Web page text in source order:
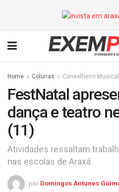
Home Colunas Conselheiro Musical
FestNatal
dança e teatro
(11)
Atividades ressaltam
nas escolas de Araxá
por Domingos Antunes